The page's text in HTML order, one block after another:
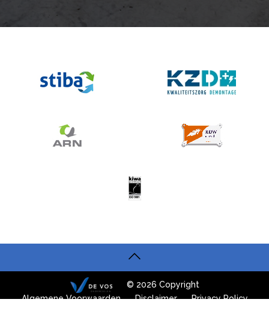
© 2026 Copyright
Algemene Voorwaarden
Disclaimer Privacy Policy